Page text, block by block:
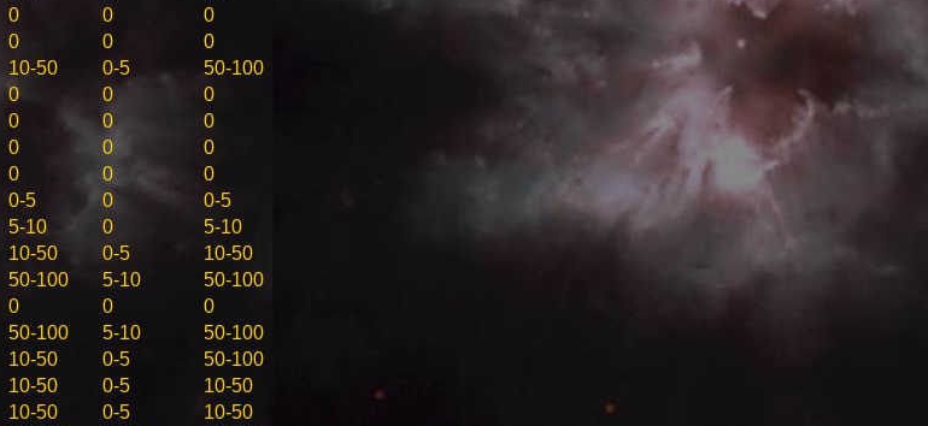
0 0
0
0 0
0
10-50 0-5
50-100
0 0
0
0 0
0
0 0
0
0 0
0
0-5 0
0-5
5-10 0
5-10
10-50 0-5
10-50
50-100 5-10
50-100
0 0
0
50-100 5-10
50-100
10-50 0-5
50-100
10-50 0-5
10-50
10-50 0-5
10-50